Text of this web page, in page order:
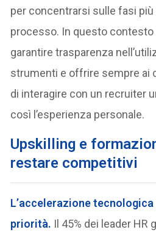
per concentrarsi sulle fasi
processo. In questo
garantire trasparenza
strumenti e offrire sempre ai
di interagire con un recruiter
così l’esperienza personale.
Upskilling e
restare competitivi
L’accelerazione tecnologica
priorità. Il 45% dei leader HR